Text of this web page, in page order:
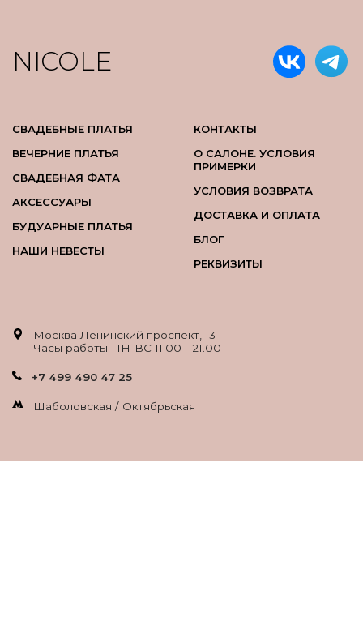
NICOLE
СВАДЕБНЫЕ ПЛАТЬЯ
ВЕЧЕРНИЕ ПЛАТЬЯ
СВАДЕБНАЯ ФАТА
АКСЕССУАРЫ
БУДУАРНЫЕ ПЛАТЬЯ
НАШИ НЕВЕСТЫ
КОНТАКТЫ
О САЛОНЕ. УСЛОВИЯ
ПРИМЕРКИ
УСЛОВИЯ ВОЗВРАТА
ДОСТАВКА И ОПЛАТА
БЛОГ
РЕКВИЗИТЫ
Москва Ленинский проспект, 13
Часы работы ПН-ВС 11.00 - 21.00
+7 499 490 47 25
Шаболовская / Октябрьская